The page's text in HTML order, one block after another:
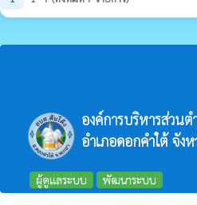
องค์การบริหารส่วนต
อำเภอดอกคำใต้ จัง
ผู้ดูแลระบบ พัฒนาระบบ